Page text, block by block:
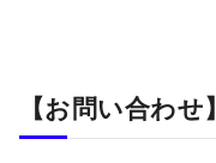
【お問い合わせ】